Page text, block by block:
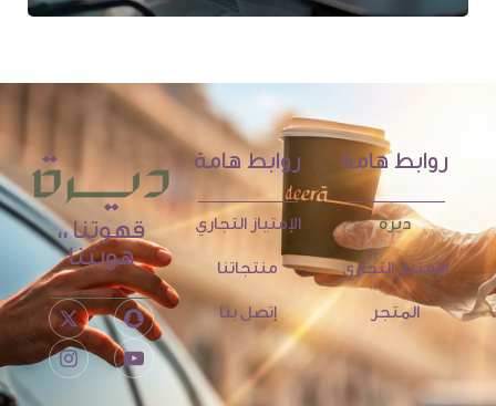
قهوتنا ،،
هويتنا
روابط هامة
ديرة
الإمتياز التجاري
المتجر
روابط هامة
الإمتياز التجاري
منتجاتنا
إتصل بنا